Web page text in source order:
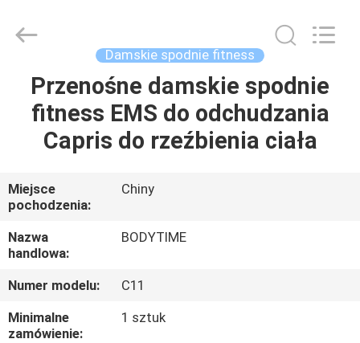
DOM
PRODUKTY
O
NAS
WYCIECZKA
PO
FABRYCE
Reserved.
Damskie spodnie fitness
Przenośne damskie spodnie
fitness EMS do odchudzania
Capris do rzeźbienia ciała
Miejsce
pochodzenia:
Chiny
Nazwa
handlowa:
BODYTIME
Numer modelu:
C11
Minimalne
zamówienie:
1 sztuk